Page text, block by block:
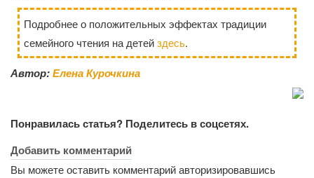
Подробнее о положительных эффектах традиции
семейного чтения на детейздесь.
Автор:Елена Курочкина
Понравилась статья? Поделитесь в соцсетях.
Добавить комментарий
Вы можете оставить комментарий авторизировавшись